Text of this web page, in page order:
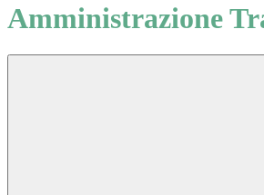
Amministrazione